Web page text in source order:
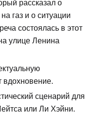
рассказал о
газ и о ситуации
состоялась в этот
улице Ленина
вдохновение.
сценарий для
или Ли Хэйни.